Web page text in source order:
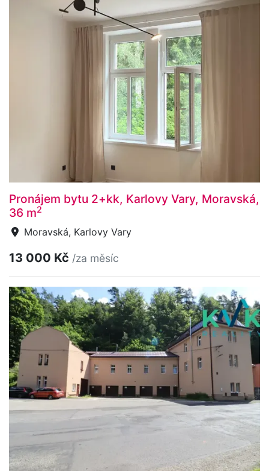
Pronájem bytu 2+kk, Karlovy Vary, Moravská,
36 m2
Moravská, Karlovy Vary
13 000 Kč /za měsíc